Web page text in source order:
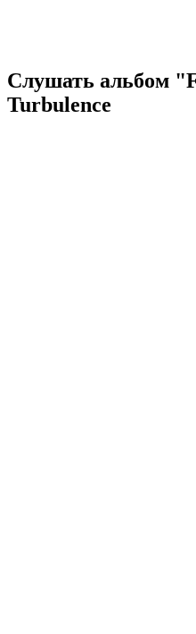
Слушать альбом
Turbulence